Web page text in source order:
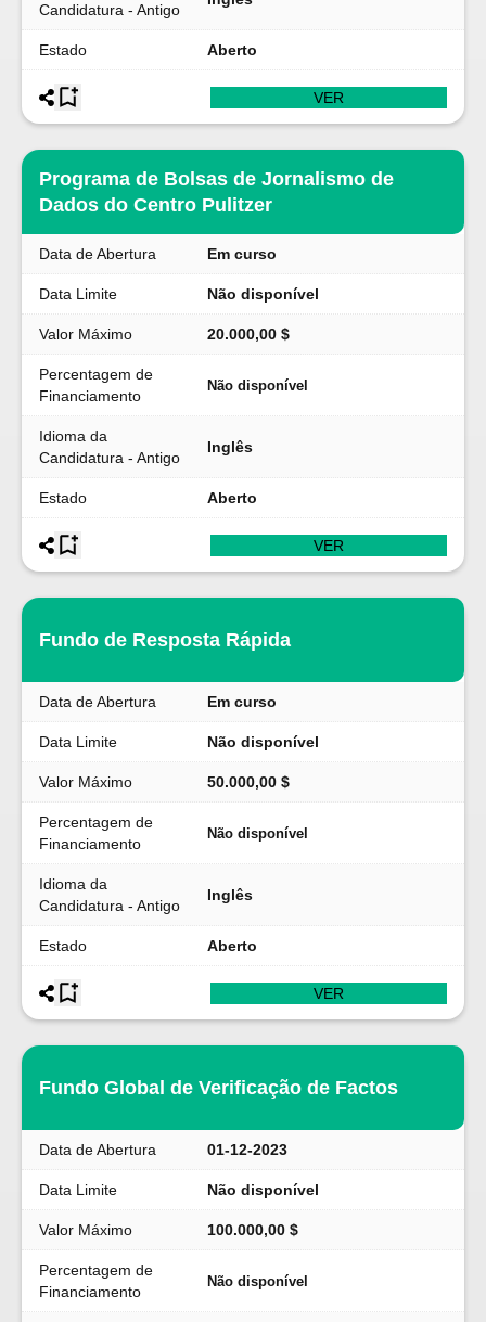
Candidatura - Antigo
Estado Aberto
VER
Programa de Bolsas de Jornalismo de
Dados do Centro Pulitzer
Data de Abertura Em curso
Data Limite Não disponível
Valor Máximo 20.000,00 $
Percentagem de
Financiamento
Não disponível
Idioma da
Candidatura - Antigo
Inglês
Estado Aberto
VER
Fundo de Resposta Rápida
Data de Abertura Em curso
Data Limite Não disponível
Valor Máximo 50.000,00 $
Percentagem de
Financiamento
Não disponível
Idioma da
Candidatura - Antigo
Inglês
Estado Aberto
VER
Fundo Global de Verificação de Factos
Data de Abertura 01-12-2023
Data Limite Não disponível
Valor Máximo 100.000,00 $
Percentagem de
Financiamento
Não disponível